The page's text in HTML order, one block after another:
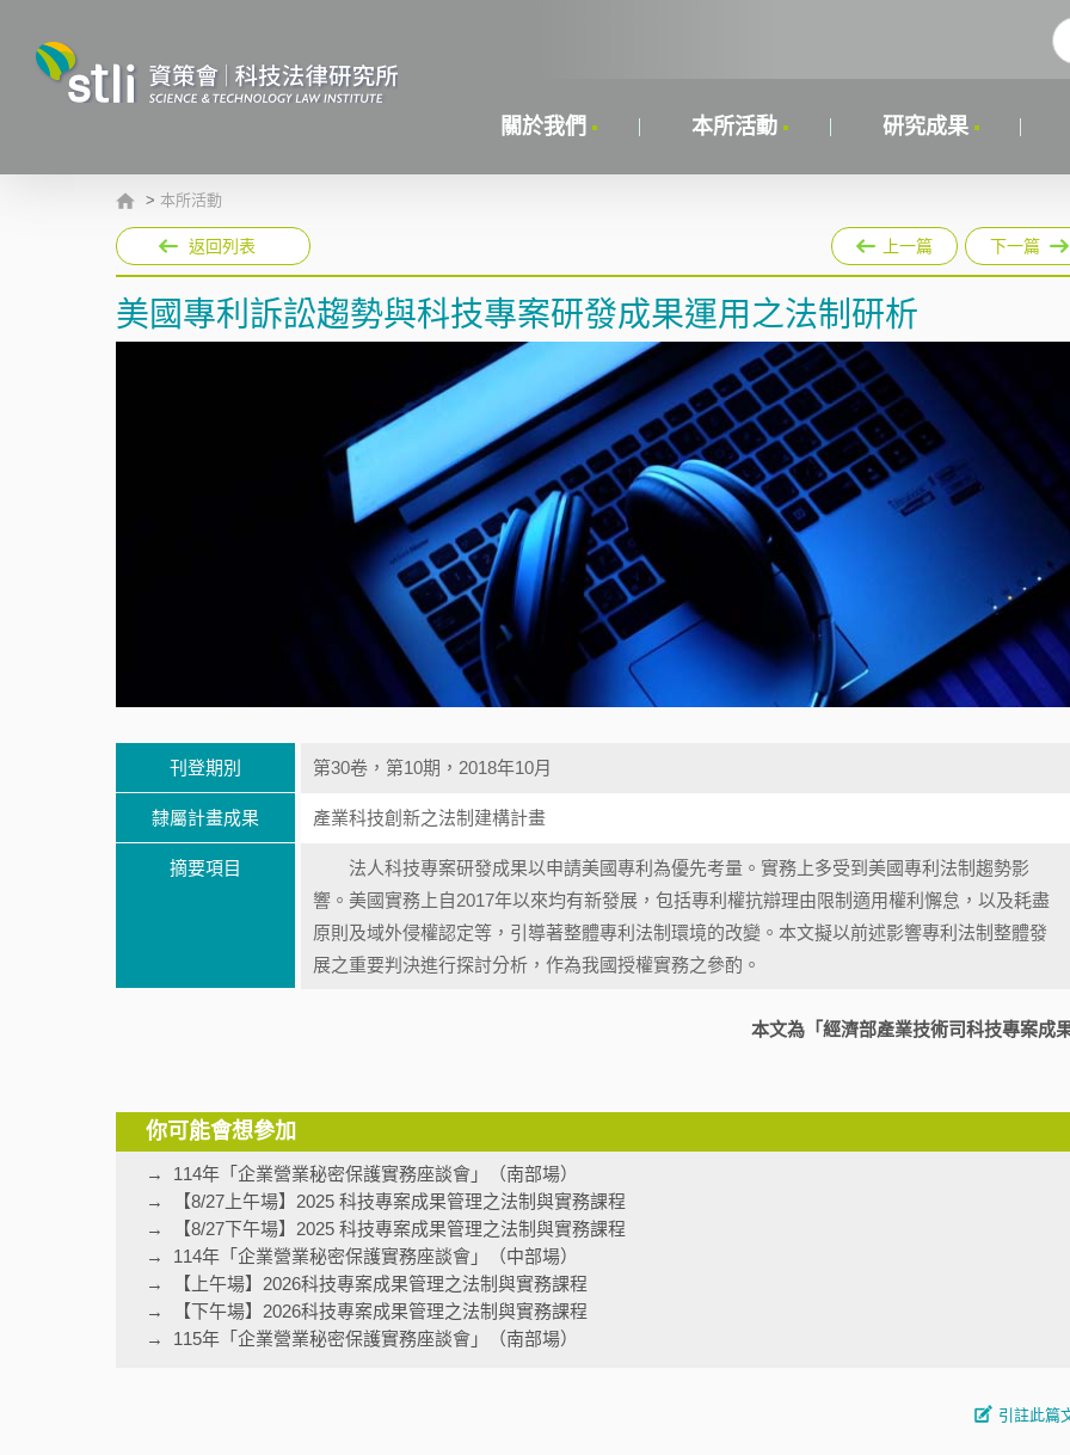
關於我們 本所活動 研究成果
> 本所活動
返回列表 上一篇 下一篇
美國專利訴訟趨勢與科技專案研發成果運用之法制研析
刊登期別 第30卷，第10期，2018年10月
隸屬計畫成果 產業科技創新之法制建構計畫
摘要項目
法人科技專案研發成果以申請美國專利為優先考量。實務上多受到美國專利法制趨勢影
響。美國實務上自2017年以來均有新發展，包括專利權抗辯理由限制適用權利懈怠，以及耗盡
原則及域外侵權認定等，引導著整體專利法制環境的改變。本文擬以前述影響專利法制整體發
展之重要判決進行探討分析，作為我國授權實務之參酌。
本文為「經濟部產業技術司科技專案成
你可能會想參加
114年「企業營業秘密保護實務座談會」（南部場）
【8/27上午場】2025 科技專案成果管理之法制與實務課程
【8/27下午場】2025 科技專案成果管理之法制與實務課程
114年「企業營業秘密保護實務座談會」（中部場）
【上午場】2026科技專案成果管理之法制與實務課程
【下午場】2026科技專案成果管理之法制與實務課程
115年「企業營業秘密保護實務座談會」（南部場）
引註此篇